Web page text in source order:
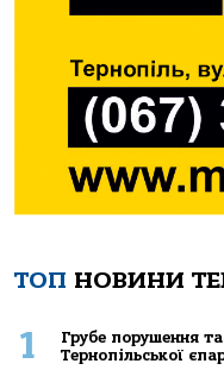
ТОП НОВИНИ
1
Грубе порушення
Тернопільської